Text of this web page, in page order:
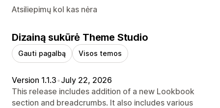
Atsiliepimų kol kas nėra
Dizainą sukūrė Theme Studio
Gauti pagalbą Visos temos
Version 1.1.3•July 22, 2026
This release includes addition of a new Lookbook
section and breadcrumbs. It also includes various